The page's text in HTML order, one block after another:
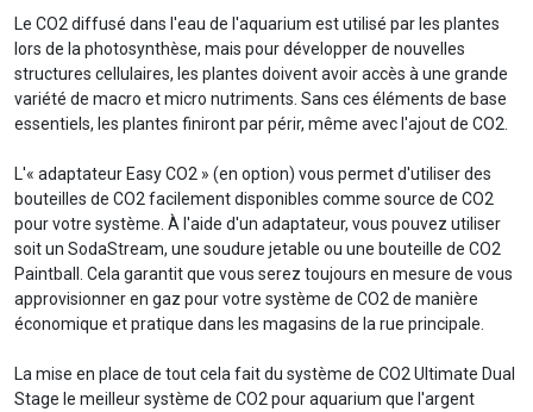
Le CO2 diffusé dans l'eau de l'aquarium est utilisé par les plantes
lors de la photosynthèse, mais pour développer de nouvelles
structures cellulaires, les plantes doivent avoir accès à une grande
variété de macro et micro nutriments. Sans ces éléments de base
essentiels, les plantes finiront par périr, même avec l'ajout de CO2.
L'« adaptateur Easy CO2 » (en option) vous permet d'utiliser des
bouteilles de CO2 facilement disponibles comme source de CO2
pour votre système. À l'aide d'un adaptateur, vous pouvez utiliser
soit un SodaStream, une soudure jetable ou une bouteille de CO2
Paintball. Cela garantit que vous serez toujours en mesure de vous
approvisionner en gaz pour votre système de CO2 de manière
économique et pratique dans les magasins de la rue principale.
La mise en place de tout cela fait du système de CO2 Ultimate Dual
Stage le meilleur système de CO2 pour aquarium que l'argent